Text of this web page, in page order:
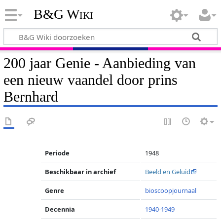
B&G Wiki
200 jaar Genie - Aanbieding van
een nieuw vaandel door prins
Bernhard
Periode 1948
Beschikbaar in archief Beeld en Geluid
Genre bioscoopjournaal
Decennia 1940-1949